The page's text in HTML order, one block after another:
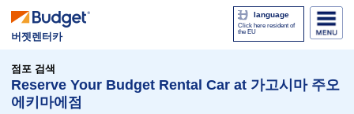
버젯렌터카
language
Click here resident of
the EU
점포 검색
Reserve Your Budget Rental Car at 가고시마 주오
에키마에점